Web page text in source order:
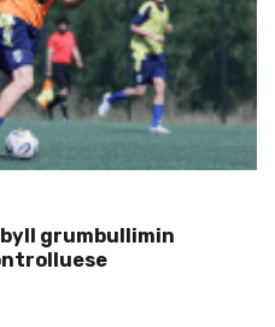
grumbullimin